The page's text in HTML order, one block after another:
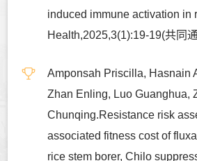
induced immune activation in
Health,2025,3(1):19-19(共同
Amponsah Priscilla, Hasnain
Zhan Enling, Luo Guanghua,
Chunqing.Resistance risk
associated fitness cost of
rice stem borer, Chilo